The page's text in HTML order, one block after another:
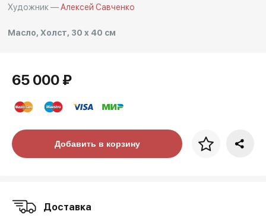
Художник —Алексей Савченко
Масло, Холст, 30 x 40 см
65 000 ₽
Цена за багетДобавить в корзину
Доставка